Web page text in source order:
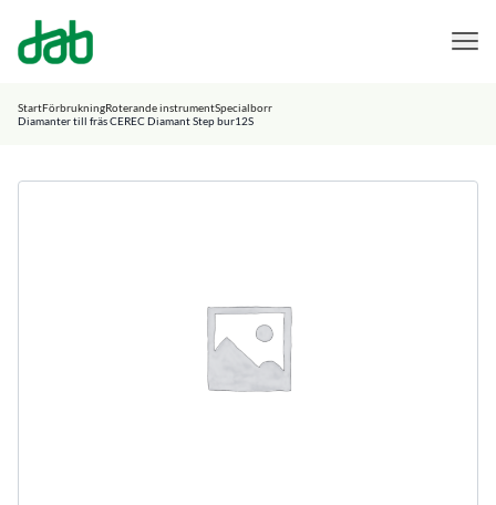
DAB Dental
StartFörbrukningRoterande instrumentSpecialborr
Diamanter till fräs CEREC Diamant Step bur12S